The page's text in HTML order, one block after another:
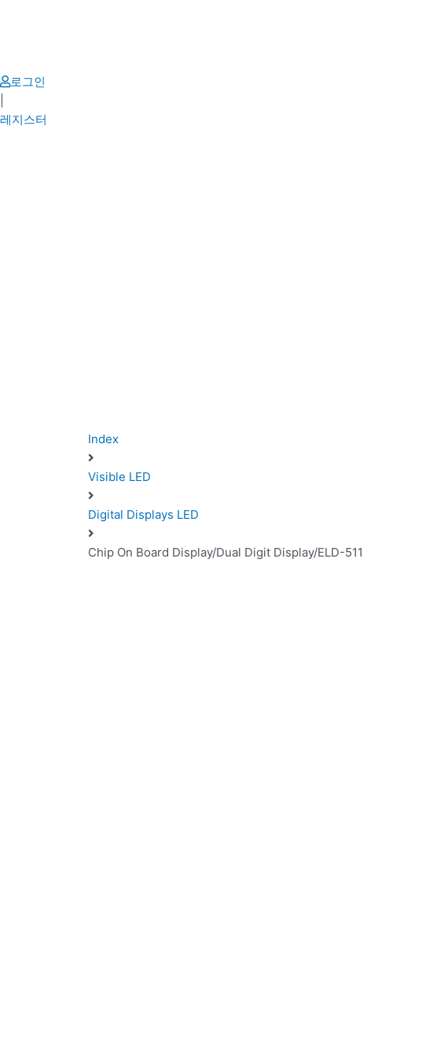
로그인
레지스터
Index
Visible LED
Digital Displays LED
Chip On Board Display/Dual Digit Display/ELD-511